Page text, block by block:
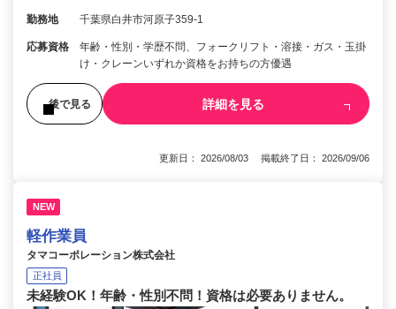
勤務地 千葉県白井市河原子359-1
応募資格
年齢・性別・学歴不問、フォークリフト・溶接・ガス・玉掛
け・クレーンいずれか資格をお持ちの方優遇
後で見る 詳細を見る
更新日： 2026/08/03 掲載終了日： 2026/09/06
NEW
軽作業員
タマコーポレーション株式会社
正社員
未経験OK！年齢・性別不問！資格は必要ありません。